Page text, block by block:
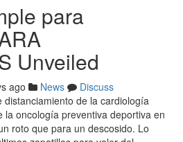
para
Unveiled
ago News
Discuss
distanciamiento de la cardiología
la oncología preventiva deportiva en
roto que para un descosido. Lo